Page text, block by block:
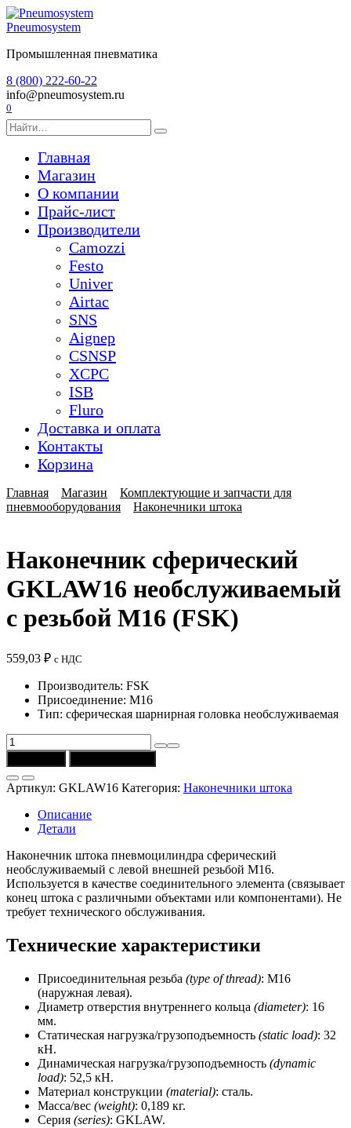
Перейти
к
Pneumosystem
Промышленная пневматика
8 (800) 222-60-22
info@pneumosystem.ru
0
Search
for:
Главная
Магазин
О компании
Прайс-лист
Производители
Camozzi
Festo
Univer
Airtac
SNS
Aignep
CSNSP
XCPC
ISB
Fluro
Доставка и оплата
Контакты
Корзина
Главная Магазин
Комплектующие и запчасти для
пневмооборудования
Наконечники штока
Наконечник сферический
GKLAW16 необслуживаемый
с резьбой M16 (FSK)
559,03 ₽ с НДС
Производитель: FSK
Присоединение: M16
Тип: сферическая шарнирная головка необслуживаемая
Количество
товара
Наконечник
сферический
GKLAW16
необслуживаемый
резьбой
M16
(FSK)
Артикул: GKLAW16 Категория: Наконечники штока
Описание
Детали
Наконечник штока пневмоцилиндра сферический
необслуживаемый с левой внешней резьбой M16.
Используется в качестве соединительного элемента (связывает
конец штока с различными объектами или компонентами). Не
требует технического обслуживания.
Технические характеристики
Присоединительная резьба (type of thread): M16
(наружная левая).
Диаметр отверстия внутреннего кольца (diameter): 16
мм.
Статическая нагрузка/грузоподъемность (static load): 32
кН.
Динамическая нагрузка/грузоподъемность (dynamic
load): 52,5 кН.
Материал конструкции (material): сталь.
Масса/вес (weight): 0,189 кг.
Серия (series): GKLAW.